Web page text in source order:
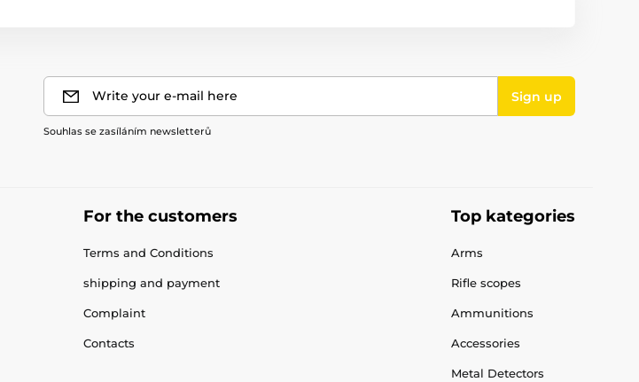
Write your e-mail here Sign up
Souhlas se zasíláním newsletterů
For the customers
Terms and Conditions
shipping and payment
Complaint
Contacts
Top kategories
Arms
Rifle scopes
Ammunitions
Accessories
Metal Detectors